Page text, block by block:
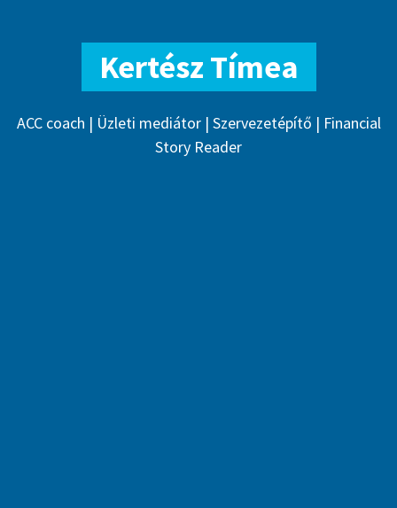
Kertész Tímea
ACC coach | Üzleti mediátor | Szervezetépítő | Financial
Story Reader